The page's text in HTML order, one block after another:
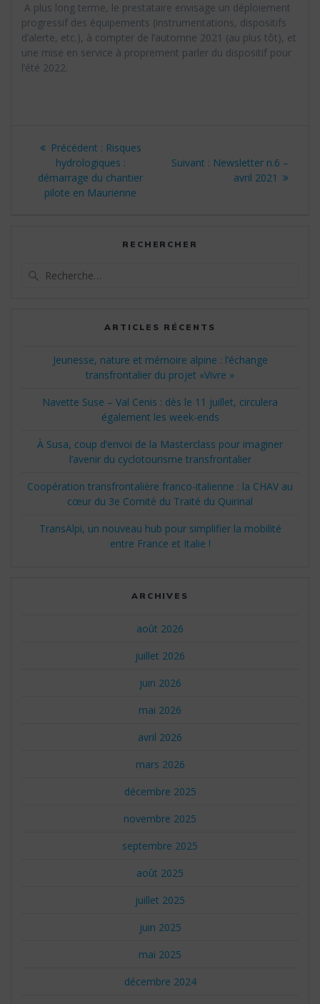
A plus long terme, le prestataire envisage un déploiement
progressif des équipements (instrumentations, dispositifs
d’alerte, etc.), à compter de l’automne 2021 (au plus tôt), et
une mise en service à proprement parler du dispositif pour
l’été 2022.
Navigation
de
l’article
Précédent : Article
précédent
:
Risques
hydrologiques :
démarrage du chantier
pilote en Maurienne
Suivant : Article
suivant
Newsletter n.6 –
avril 2021
RECHERCHER
ARTICLES RÉCENTS
Jeunesse, nature et mémoire alpine : l’échange
transfrontalier du projet «Vivre »
Navette Suse – Val Cenis : dès le 11 juillet, circulera
également les week-ends
À Susa, coup d’envoi de la Masterclass pour imaginer
l’avenir du cyclotourisme transfrontalier
Coopération transfrontalière franco-italienne : la CHAV au
cœur du 3e Comité du Traité du Quirinal
TransAlpi, un nouveau hub pour simplifier la mobilité
entre France et Italie !
ARCHIVES
août 2026
juillet 2026
juin 2026
mai 2026
avril 2026
mars 2026
décembre 2025
novembre 2025
septembre 2025
août 2025
juillet 2025
juin 2025
mai 2025
décembre 2024